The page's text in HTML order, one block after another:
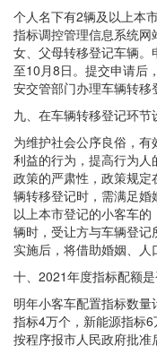
个人名下有2辆及以上本
指标调控管理信息系统
女、父母转移登记车辆
至10月8日。提交申请后
安交管部门办理车辆转移
九、在车辆转移登记环
为维护社会公序良俗，
利益的行为，提高行为
政策的严肃性，政策规
辆转移登记时，需满足
以上本市登记的小客车
辆时，受让方与车辆登
实施后，将借助婚姻、人
十、2021年度指标配额
明年小客车配置指标数
指标4万个，新能源指标
按程序报市人民政府批准